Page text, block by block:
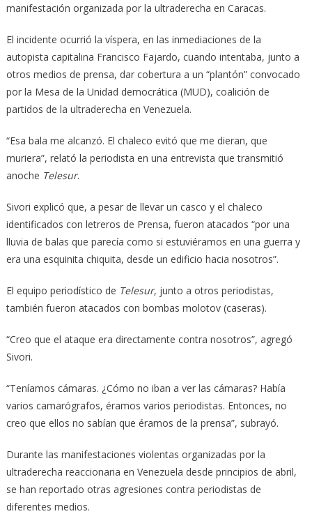
manifestación organizada por la ultraderecha en Caracas.
El incidente ocurrió la víspera, en las inmediaciones de la
autopista capitalina Francisco Fajardo, cuando intentaba, junto a
otros medios de prensa, dar cobertura a un “plantón” convocado
por la Mesa de la Unidad democrática (MUD), coalición de
partidos de la ultraderecha en Venezuela.
“Esa bala me alcanzó. El chaleco evitó que me dieran, que
muriera”, relató la periodista en una entrevista que transmitió
anoche Telesur.
Sivori explicó que, a pesar de llevar un casco y el chaleco
identificados con letreros de Prensa, fueron atacados “por una
lluvia de balas que parecía como si estuviéramos en una guerra y
era una esquinita chiquita, desde un edificio hacia nosotros”.
El equipo periodístico de Telesur, junto a otros periodistas,
también fueron atacados con bombas molotov (caseras).
“Creo que el ataque era directamente contra nosotros”, agregó
Sivori.
“Teníamos cámaras. ¿Cómo no iban a ver las cámaras? Había
varios camarógrafos, éramos varios periodistas. Entonces, no
creo que ellos no sabían que éramos de la prensa”, subrayó.
Durante las manifestaciones violentas organizadas por la
ultraderecha reaccionaria en Venezuela desde principios de abril,
se han reportado otras agresiones contra periodistas de
diferentes medios.